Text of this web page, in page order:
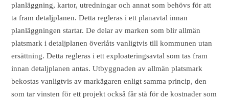
planläggning, kartor, utredningar och annat som behövs för att
ta fram detaljplanen. Detta regleras i ett planavtal innan
planläggningen startar. De delar av marken som blir allmän
platsmark i detaljplanen överlåts vanligtvis till kommunen utan
ersättning. Detta regleras i ett exploateringsavtal som tas fram
innan detaljplanen antas. Utbyggnaden av allmän platsmark
bekostas vanligtvis av markägaren enligt samma princip, den
som tar vinsten för ett projekt också får stå för de kostnader som